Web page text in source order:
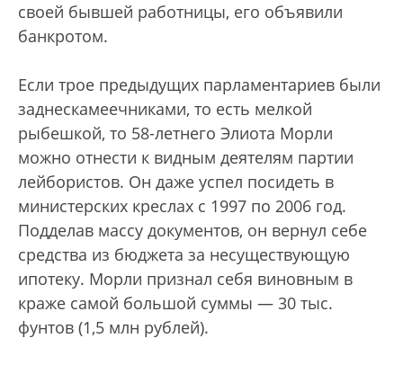
своей бывшей работницы, его объявили
банкротом.
Если трое предыдущих парламентариев были
заднескамеечниками, то есть мелкой
рыбешкой, то 58-летнего Элиота Морли
можно отнести к видным деятелям партии
лейбористов. Он даже успел посидеть в
министерских креслах с 1997 по 2006 год.
Подделав массу документов, он вернул себе
средства из бюджета за несуществующую
ипотеку. Морли признал себя виновным в
краже самой большой суммы — 30 тыс.
фунтов (1,5 млн рублей).